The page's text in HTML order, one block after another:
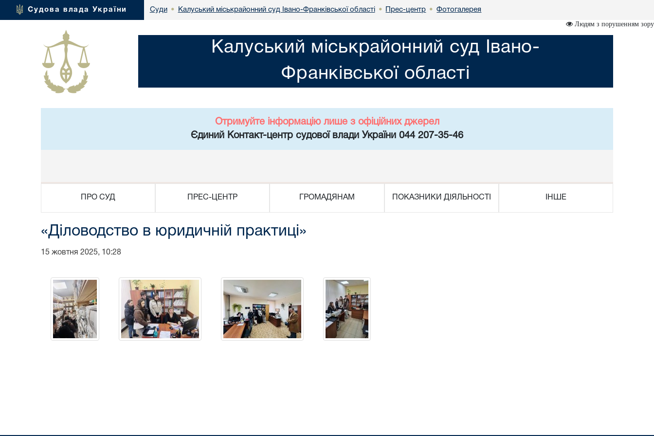
Судова влада України Суди • Калуський міськрайонний суд Івано-Франківської області • Прес-центр • Фотогалерея
Людям з порушенням зору
Калуський міськрайонний суд Івано-
Франківської області
Отримуйте інформацію лише з офіційних джерел
Єдиний Контакт-центр судової влади України 044 207-35-46
ПРО СУД ПРЕС-ЦЕНТР ГРОМАДЯНАМ ПОКАЗНИКИ ДІЯЛЬНОСТІ ІНШЕ
«Діловодство в юридичній практиці»
15 жовтня 2025, 10:28